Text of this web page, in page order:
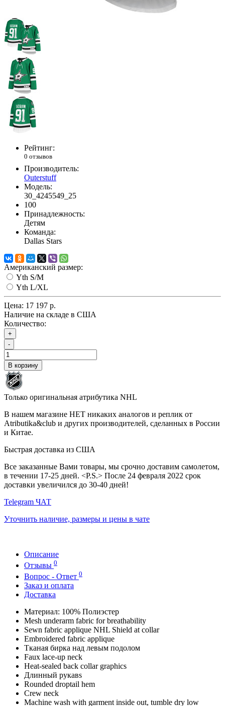
Рейтинг:
0 отзывов
Производитель:
Outerstuff
Модель:
30_4245549_25
100
Принадлежность:
Детям
Команда:
Dallas Stars
Американский размер:
Yth S/M
Yth L/XL
Цена: 17 197 р.
Наличие на складе в США
Количество:
+
-
В корзину
Только оригинальная атрибутика NHL
В нашем магазине НЕТ никаких аналогов и реплик от
Atributika&club и других производителей, сделанных в России
и Китае.
Быстрая доставка из США
Все заказанные Вами товары, мы срочно доставим самолетом,
в течении 17-25 дней. <P.S.> После 24 февраля 2022 срок
доставки увеличился до 30-40 дней!
Telegram ЧАТ
Уточнить наличие, размеры и цены в чате
Описание
Отзывы 0
Вопрос - Ответ 0
Заказ и оплата
Доставка
Материал: 100% Полиэстер
Mesh underarm fabric for breathability
Sewn fabric applique NHL Shield at collar
Embroidered fabric applique
Тканая бирка над левым подолом
Faux lace-up neck
Heat-sealed back collar graphics
Длинный рукавs
Rounded droptail hem
Crew neck
Machine wash with garment inside out, tumble dry low